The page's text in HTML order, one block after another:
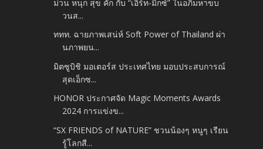
ม่วน หนุก สุข คัก กับ “เอิร์ท-มิกซ์” ในอภิมหาขบ
วนส...
ททท. ฉายภาพเสน่ห์ Soft Power of Thailand ผ่า
นภาพยน...
มิตซูบิชิ มอเตอร์ส ประเทศไทย มอบประสบการณ์
สุดเอ็กซ...
HONOR ประกาศจัด Magic Moments Awards
2024 การแข่งข...
“SX FRIENDS of NATURE” ชวนน้องๆ หนูๆ เรียน
รู้โลกสี...